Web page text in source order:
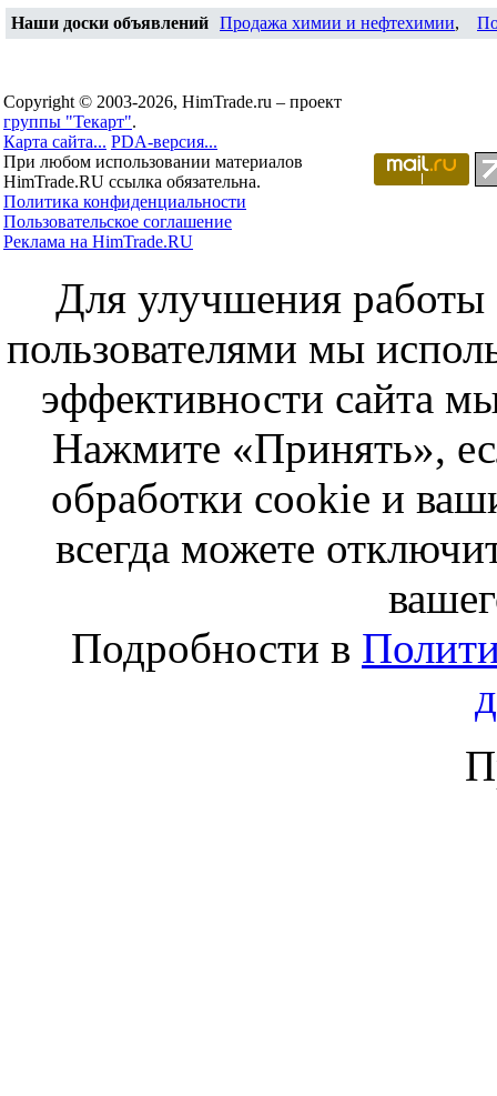
Наши доски объявлений Продажа химии и нефтехимии,
Copyright © 2003-2026, HimTrade.ru – проект
группы "Текарт".
Карта сайта... PDA-версия...
При любом использовании материалов
HimTrade.RU ссылка обязательна.
Политика конфиденциальности
Пользовательское соглашение
Реклама на HimTrade.RU
Для улучшения работы
пользователями мы
эффективности сайта
Нажмите «Принять»,
обработки cookie и
всегда можете
Подробности в